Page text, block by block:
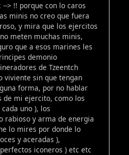
> !! porque con lo caros
minis no creo que fuera
y mira que los ejercitos
meten muchas minis,
que a esos marines les
demonio
de Tzeentch
viviente sin que tengan
forma, por no hablar
de mi ejercito, como los
uno ), los
rabioso y arma de energia
lo mires por donde lo
y aceradas ),
iconeros ) etc etc